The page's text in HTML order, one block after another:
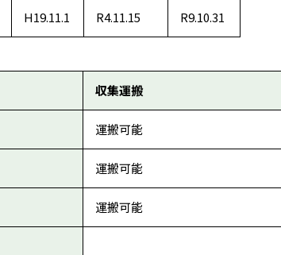
H19.11.1 R4.11.15 R9.10.31
収集運搬
運搬可能
運搬可能
運搬可能